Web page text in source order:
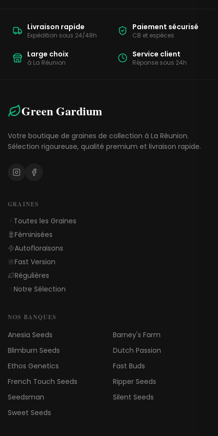
Livraison rapide
Expédition sous 24/48h
Paiement sécurisé
CB et espèces
Large choix
à La Réunion
Service client
Réponse sous 24h
Green Gardium
Votre boutique de graines de collection à La Réunion.
Sélection rigoureuse, qualité premium et livraison rapide.
GRAINES
Toutes les Graines
Féminisées
Autofloraisons
Fast Version
Régulières
Notre Sélection
NOS BANQUES
Anesia Seeds
Barney's Farm
Blimburn Seeds
Dutch Passion
Ethos Genetics
Fast Buds
French Touch Seeds
Ripper Seeds
Seedsman
Silent Seeds
Sweet Seeds